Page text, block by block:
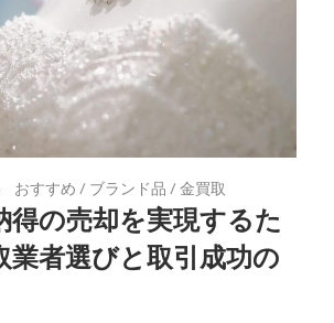
おすすめ/ ブランド品/金買取
得の売却を実現するた
業者選びと取引成功の